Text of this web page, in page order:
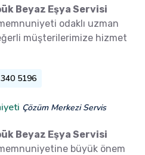
Beyaz Eşya Servisi
odaklı uzman
müşterilerimize hizmet
5196
Çözüm Merkezi Servis
Beyaz Eşya Servisi
büyük önem